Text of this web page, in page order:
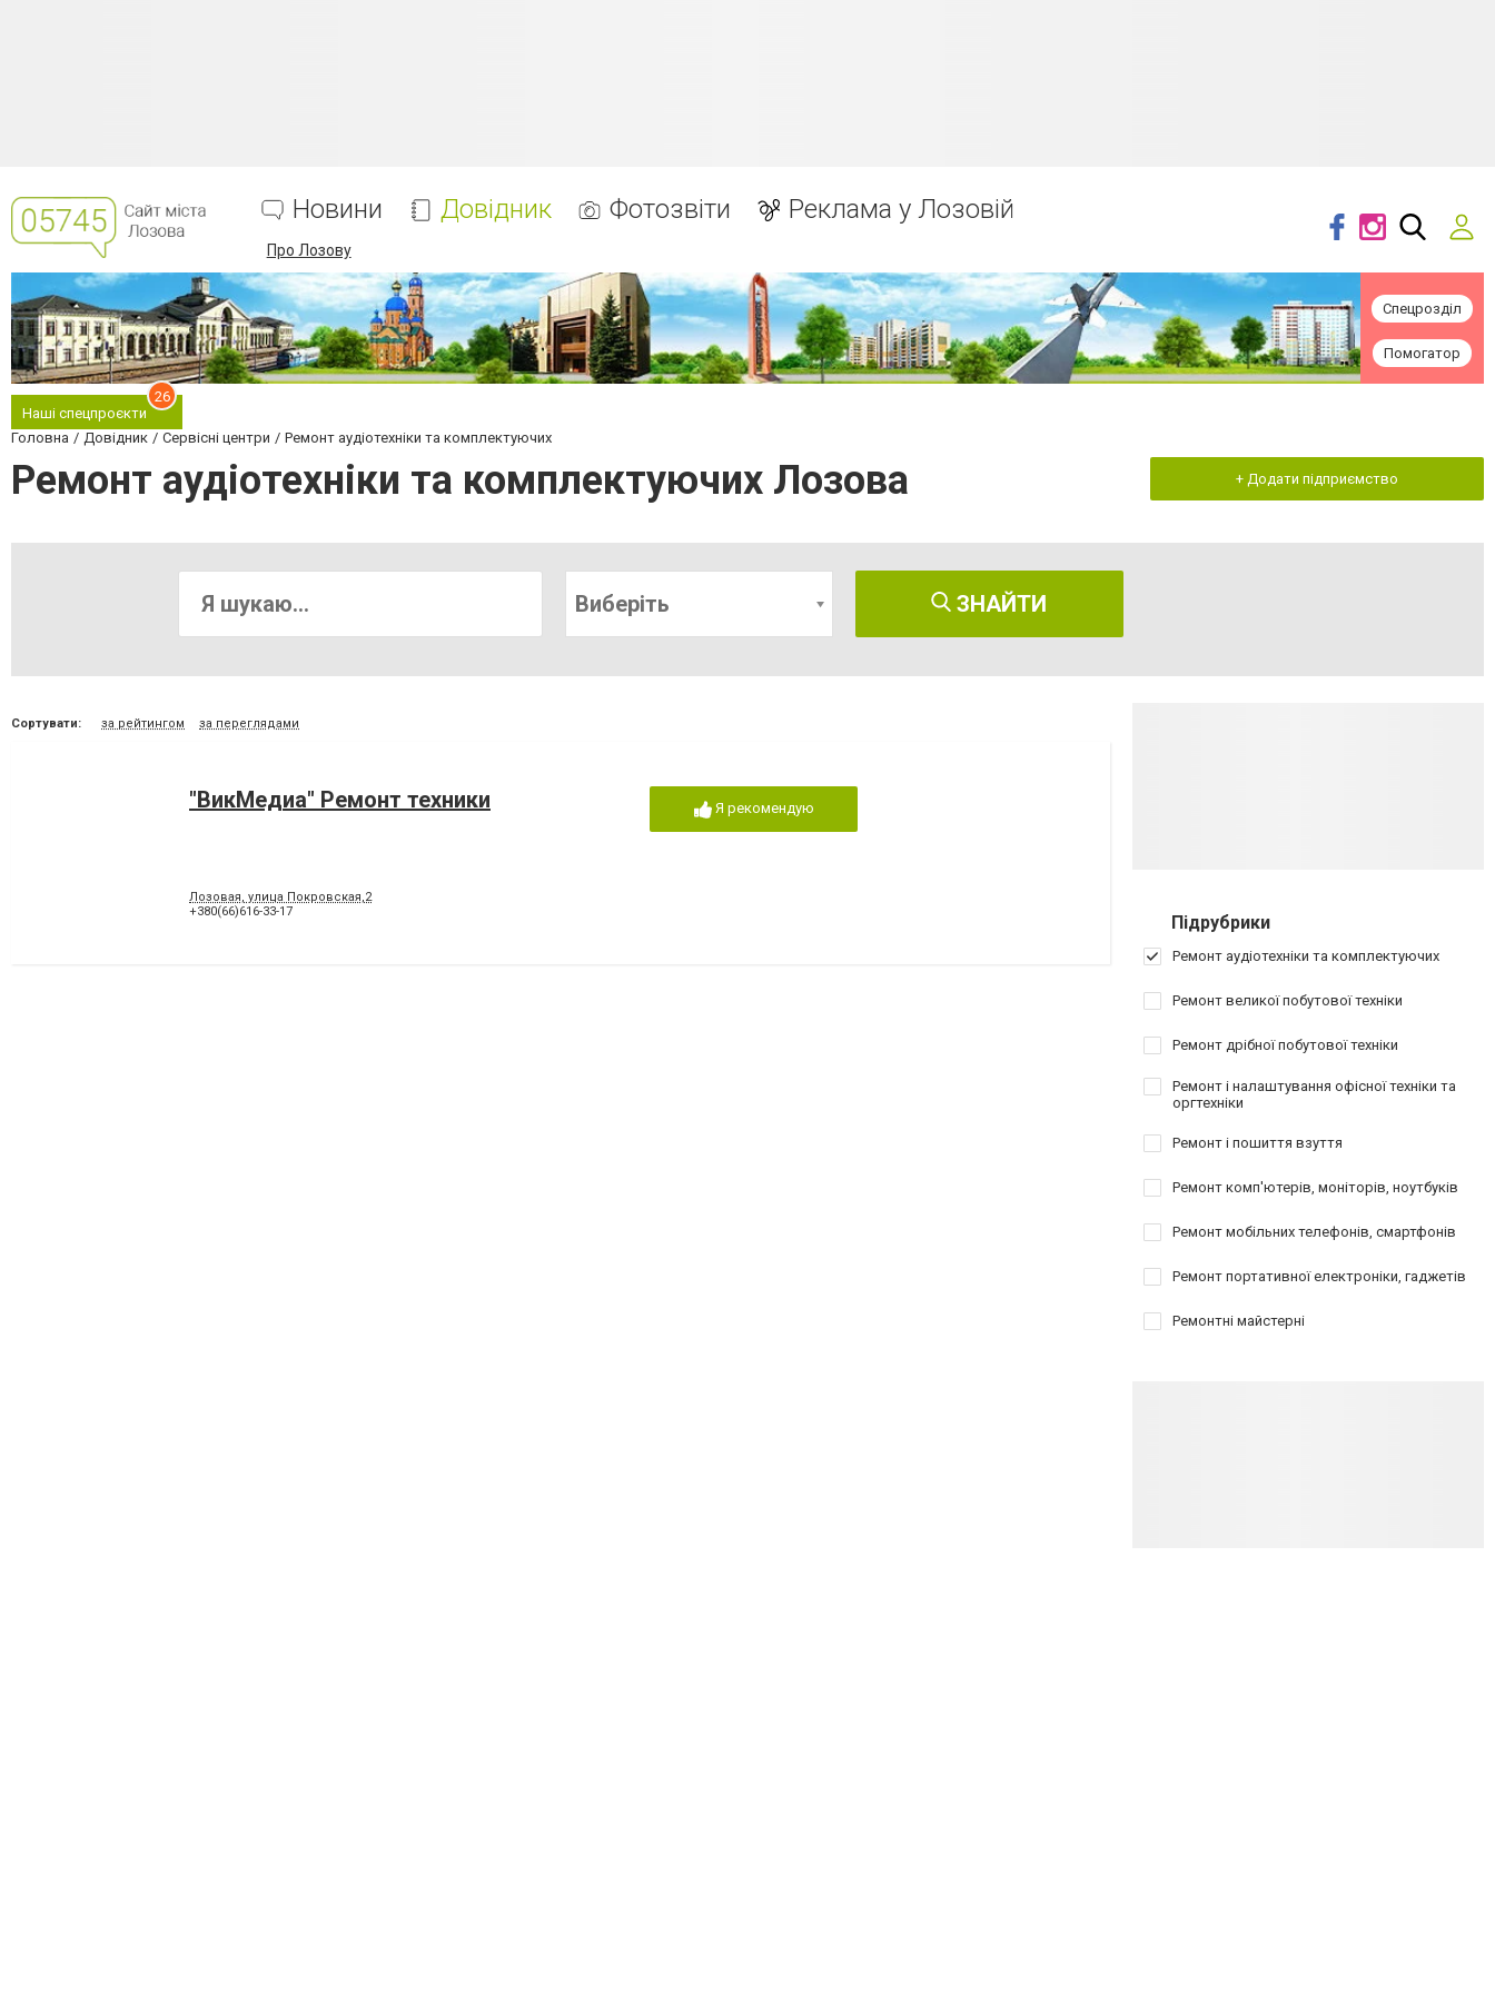
Новини Довідник Фотозвіти Реклама у Лозовій
Про Лозову
Спецрозділ
Помогатор
Наші спецпроєкти
26
Головна Довідник Сервісні центри Ремонт аудіотехніки та комплектуючих
Ремонт аудіотехніки та комплектуючих Лозова + Додати підприємство
Виберіть ЗНАЙТИ
Сортувати: за рейтингом за переглядами
"ВикМедиа" Ремонт техники
Лозовая, улица Покровская,2
+380(66)616-33-17
Я рекомендую
Підрубрики
Ремонт аудіотехніки та комплектуючих
Ремонт великої побутової техніки
Ремонт дрібної побутової техніки
Ремонт і налаштування офісної техніки та
оргтехніки
Ремонт і пошиття взуття
Ремонт комп'ютерів, моніторів, ноутбуків
Ремонт мобільних телефонів, смартфонів
Ремонт портативної електроніки, гаджетів
Ремонтні майстерні